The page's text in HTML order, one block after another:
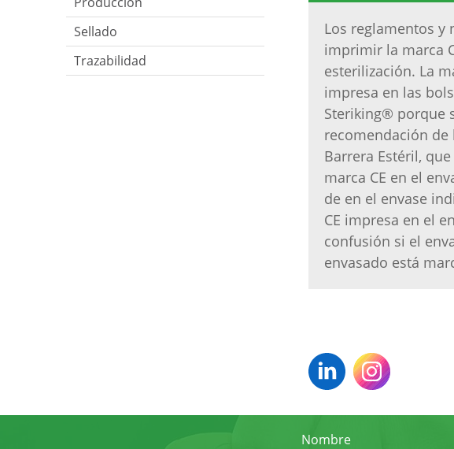
Sellado
Trazabilidad
Los reglamentos y
imprimir la marca
esterilización. La
impresa en las
Steriking® porque
recomendación de
Barrera Estéril,
marca CE en el
de en el envase
CE impresa en el
confusión si el
envasado está
Nombre